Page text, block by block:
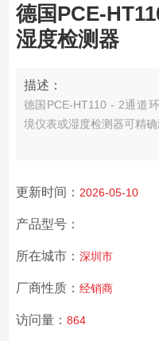
德国PCE-
湿度检测器
描述：
德国PCE-HT110 - 2通道
境仪表或湿度检测器可精
更新时间： 2026-05-10
产品型号：
所在城市： 深圳市
厂商性质： 经销商
访问量： 864